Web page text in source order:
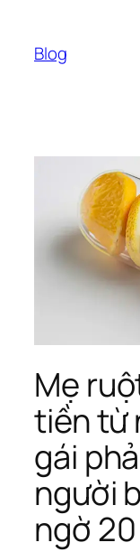
phầnBlog
Mẹ
tiền từ
gái
người
ngờ